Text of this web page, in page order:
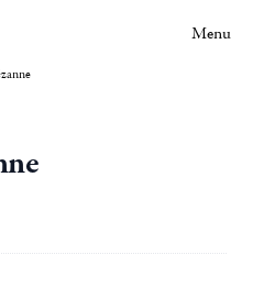
Menu